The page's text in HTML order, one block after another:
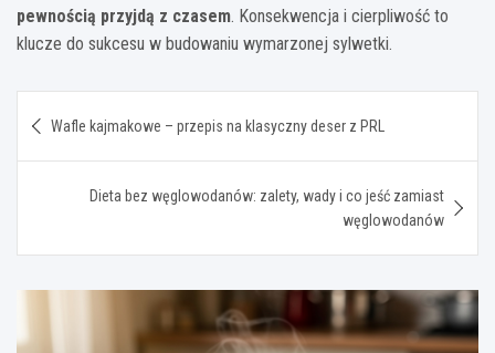
pewnością przyjdą z czasem. Konsekwencja i cierpliwość to
klucze do sukcesu w budowaniu wymarzonej sylwetki.
wpisu
Wafle kajmakowe – przepis na klasyczny deser z PRL
Dieta bez węglowodanów: zalety, wady i co jeść zamiast
węglowodanów